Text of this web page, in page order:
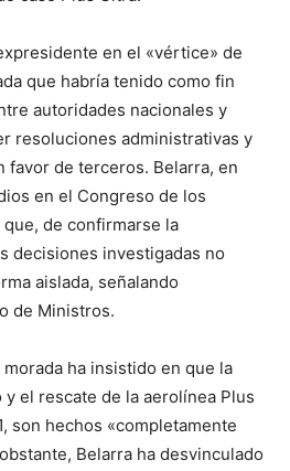
en el «vértice» de
que habría tenido como fin
autoridades nacionales y
resoluciones administrativas y
favor de terceros. Belarra, en
en el Congreso de los
de confirmarse la
decisiones investigadas no
aislada, señalando
de Ministros.
ha insistido en que la
el rescate de la aerolínea Plus
son hechos «completamente
Belarra ha desvinculado